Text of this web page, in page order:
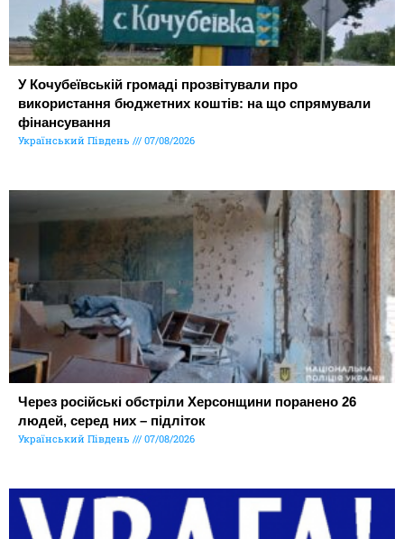
У Кочубеївській громаді прозвітували про
використання бюджетних коштів: на що спрямували
фінансування
Український Південь 07/08/2026
Через російські обстріли Херсонщини поранено 26
людей, серед них – підліток
Український Південь 07/08/2026